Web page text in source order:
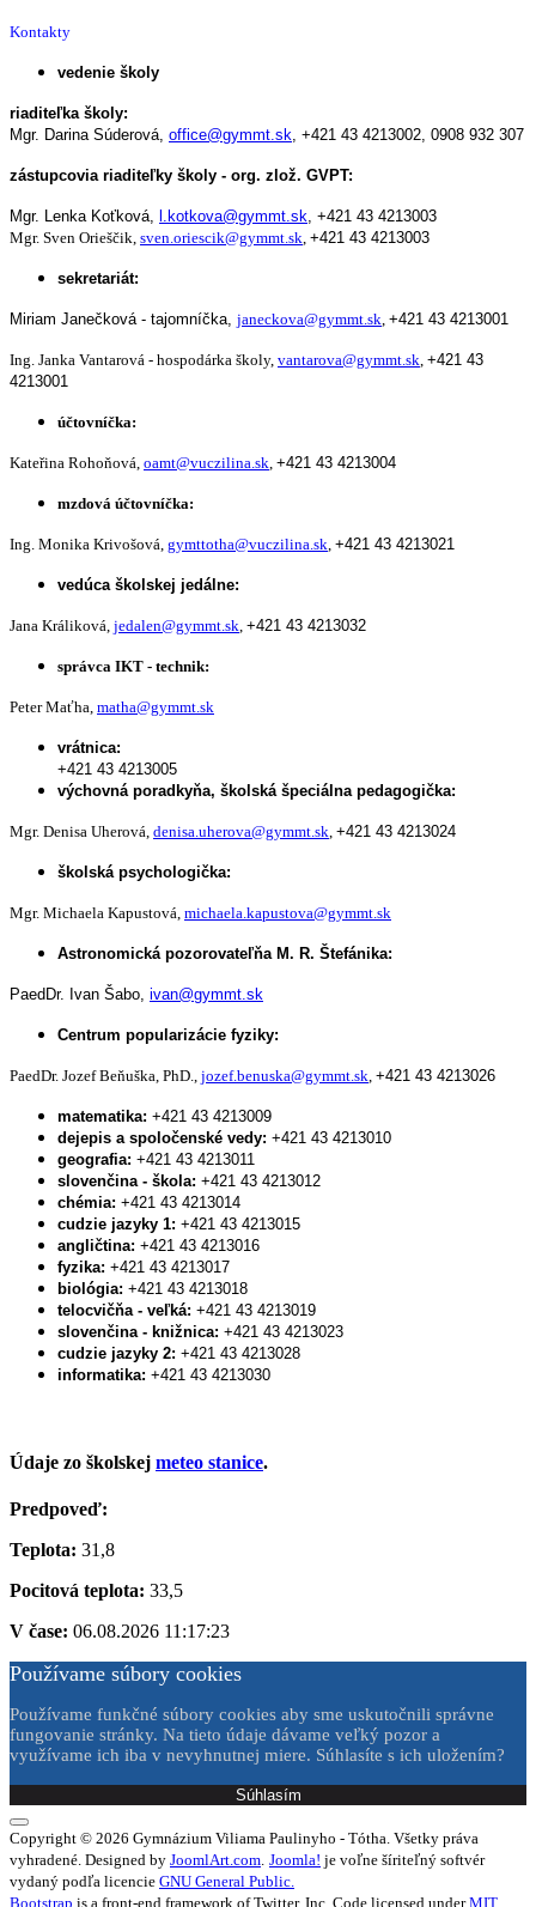
Kontakty
vedenie školy
riaditeľka školy:
Mgr. Darina Súderová, office@gymmt.sk, +421 43 4213002, 0908 932 307
zástupcovia riaditeľky školy - org. zlož. GVPT:
Mgr. Lenka Koťková, l.kotkova@gymmt.sk, +421 43 4213003
Mgr. Sven Orieščik, sven.oriescik@gymmt.sk, +421 43 4213003
sekretariát:
Miriam Janečková - tajomníčka, janeckova@gymmt.sk, +421 43 4213001
Ing. Janka Vantarová - hospodárka školy, vantarova@gymmt.sk, +421 43
4213001
účtovníčka:
Kateřina Rohoňová, oamt@vuczilina.sk, +421 43 4213004
mzdová účtovníčka:
Ing. Monika Krivošová, gymttotha@vuczilina.sk, +421 43 4213021
vedúca školskej jedálne:
Jana Králiková, jedalen@gymmt.sk, +421 43 4213032
správca IKT - technik:
Peter Maťha, matha@gymmt.sk
vrátnica:
+421 43 4213005
výchovná poradkyňa, školská špeciálna pedagogička:
Mgr. Denisa Uherová, denisa.uherova@gymmt.sk, +421 43 4213024
školská psychologička:
Mgr. Michaela Kapustová, michaela.kapustova@gymmt.sk
Astronomická pozorovateľňa M. R. Štefánika:
PaedDr. Ivan Šabo, ivan@gymmt.sk
Centrum popularizácie fyziky:
PaedDr. Jozef Beňuška, PhD., jozef.benuska@gymmt.sk, +421 43 4213026
matematika: +421 43 4213009
dejepis a spoločenské vedy: +421 43 4213010
geografia: +421 43 4213011
slovenčina - škola: +421 43 4213012
chémia: +421 43 4213014
cudzie jazyky 1: +421 43 4213015
angličtina: +421 43 4213016
fyzika: +421 43 4213017
biológia: +421 43 4213018
telocvičňa - veľká: +421 43 4213019
slovenčina - knižnica: +421 43 4213023
cudzie jazyky 2: +421 43 4213028
informatika: +421 43 4213030
Údaje zo školskej meteo stanice.
Predpoveď:
Teplota: 31,8
Pocitová teplota: 33,5
V čase: 06.08.2026 11:17:23
Používame súbory cookies
Používame funkčné súbory cookies aby sme uskutočnili správne
fungovanie stránky. Na tieto údaje dávame veľký pozor a
využívame ich iba v nevyhnutnej miere. Súhlasíte s ich uložením?
Súhlasím
Copyright © 2026 Gymnázium Viliama Paulinyho - Tótha. Všetky práva
vyhradené. Designed by JoomlArt.com Joomla! je voľne šíriteľný softvér
vydaný podľa licencie GNU General Public.
Bootstrap is a front-end framework of Twitter, Inc. Code licensed underMIT